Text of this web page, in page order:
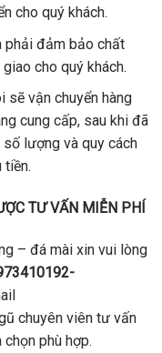
cho quý khách.
phải đảm bảo chất
cho quý khách.
sẽ vận chuyển hàng
cung cấp, sau khi đã
lượng và quy cách
tiền.
TƯ VẤN MIỄN PHÍ
– đá mài xin vui lòng
chuyên viên tư vấn
phù hợp.